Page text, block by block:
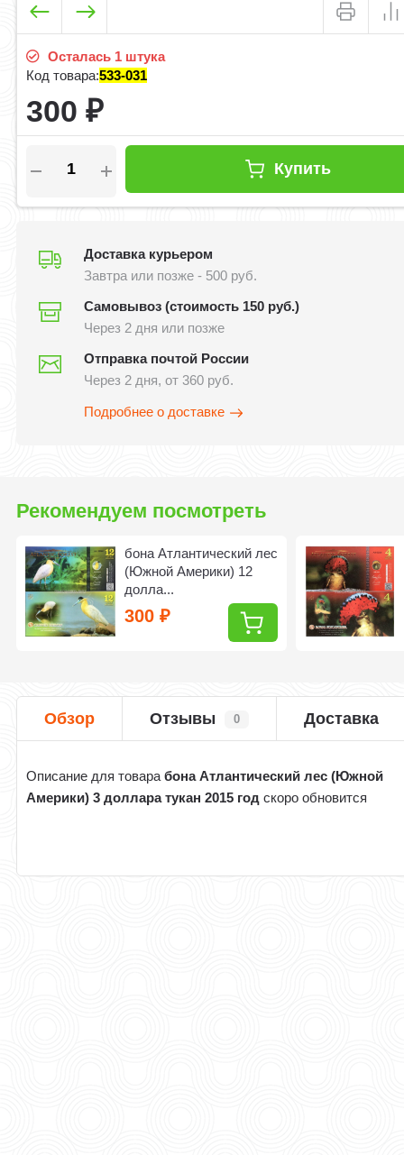
Осталась 1 штука
Код товара:533-031
300₽
Купить
Доставка курьером
Завтра или позже - 500 руб.
Самовывоз (стоимость 150 руб.)
Через 2 дня или позже
Отправка почтой России
Через 2 дня, от 360 руб.
Подробнее о доставке
Рекомендуем посмотреть
бона Атлантический лес
(Южной Америки) 12
долла...
300₽
Обзор Отзывы 0 Доставка
Описание для товарабона Атлантический лес (Южной
Америки) 3 доллара тукан 2015 год скоро обновится